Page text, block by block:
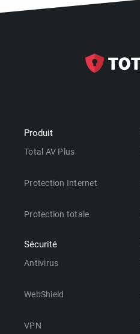
Produit
Total AV Plus
Protection Internet
Protection totale
Sécurité
Antivirus
WebShield
VPN